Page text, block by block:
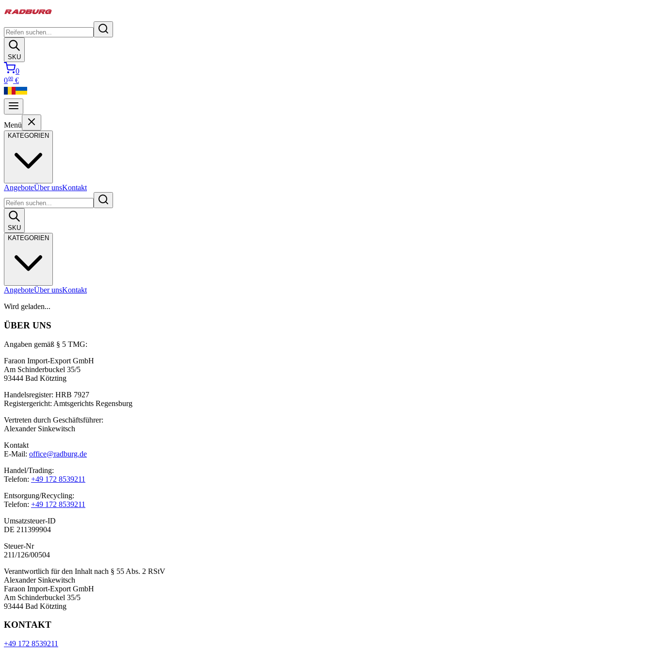
SKU
0
000 €
Menü
KATEGORIEN
AngeboteÜber unsKontakt
SKU
KATEGORIEN
AngeboteÜber unsKontakt
Wird geladen...
ÜBER UNS
Angaben gemäß § 5 TMG:
Faraon Import-Export GmbH
Am Schinderbuckel 35/5
93444 Bad Kötzting
Handelsregister: HRB 7927
Registergericht: Amtsgerichts Regensburg
Vertreten durch Geschäftsführer:
Alexander Sinkewitsch
Kontakt
E-Mail: office@radburg.de
Handel/Trading:
Telefon: +49 172 8539211
Entsorgung/Recycling:
Telefon: +49 172 8539211
Umsatzsteuer-ID
DE 211399904
Steuer-Nr
211/126/00504
Verantwortlich für den Inhalt nach § 55 Abs. 2 RStV
Alexander Sinkewitsch
Faraon Import-Export GmbH
Am Schinderbuckel 35/5
93444 Bad Kötzting
KONTAKT
+49 172 8539211